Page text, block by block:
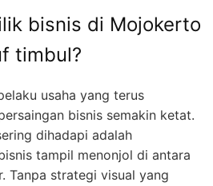
bisnis di Mojokerto
timbul?
usaha yang terus
bisnis semakin ketat.
dihadapi adalah
tampil menonjol di antara
Tanpa strategi visual yang